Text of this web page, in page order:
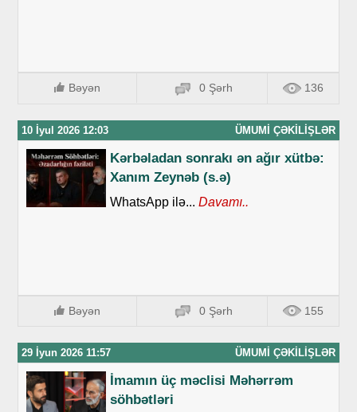
Bəyən 0 Şərh 136
10 İyul 2026 12:03 ÜMUMI ÇƏKILIŞLƏR
Kərbəladan sonrakı ən ağır xütbə:
Xanım Zeynəb (s.ə)
WhatsApp ilə... Davamı..
Bəyən 0 Şərh 155
29 İyun 2026 11:57 ÜMUMI ÇƏKILIŞLƏR
İmamın üç məclisi Məhərrəm
söhbətləri